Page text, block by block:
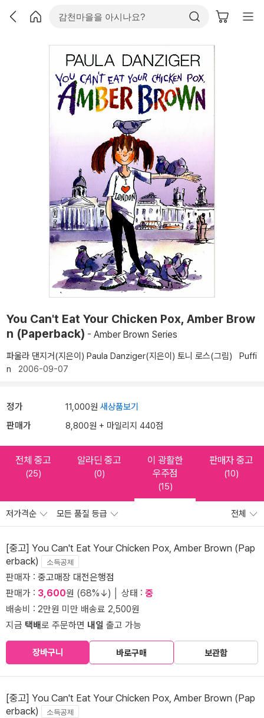
You Can't Eat Your Chicken Pox, Amber Brow
n (Paperback) - Amber Brown Series
파울라 댄지거(지은이) Paula Danziger(지은이) 토니 로스(그림)
Puffi
n 2006-09-07
정가 11,000원 새상품보기
판매가 8,800원 + 마일리지 440점
전체 중고
(25)
알라딘 중고
(0)
이 광활한
우주점
(15)
판매자 중고
(10)
저가격순 모든 품질 등급 전체
[중고] You Can't Eat Your Chicken Pox, Amber Brown (Pap
erback)
소득공제
판매자 : 중고매장 대전은행점
판매가 : 3,600원 (68%↓) │ 상태 : 중
배송비 : 2만원 미만 배송료 2,500원
지금 택배로 주문하면 내일 출고 가능
장바구니 바로구매 보관함
[중고] You Can't Eat Your Chicken Pox, Amber Brown (Pap
erback)
소득공제